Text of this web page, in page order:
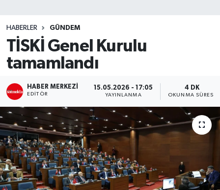
HABERLER GÜNDEM
TİSKİ Genel Kurulu
tamamlandı
HABER MERKEZI
EDITÖR
15.05.2026 - 17:05
YAYINLANMA
4 DK
OKUNMA SÜRESI
Teknoloji
TRABZON
TRABZONSPOR
Yaşam